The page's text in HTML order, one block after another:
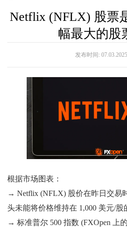
Netflix (NFLX) 股票
幅最大的股
发布时间:
根据市场图表：
→ Netflix (NFLX) 股价在昨日交易
头未能将价格维持在 1,000 美元/股
→ 标准普尔 500 指数 (FXOpen 上